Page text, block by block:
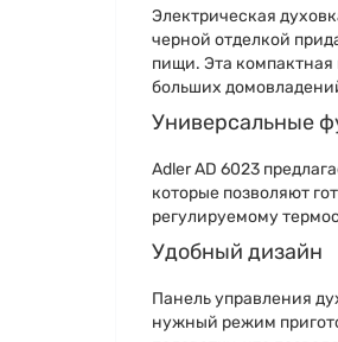
Электрическая
черной отделкой
пищи. Эта компактная
больших
Универсальные
Adler AD 6023
которые позволяют
регулируемому
Удобный дизайн
Панель управления
нужный режим